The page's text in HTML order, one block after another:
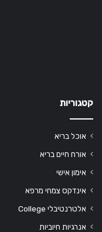
קטגוריות
אוכל בריא
אורח חיים בריא
אימון אישי
אינדקס צמחי מרפא
אלטרנטיבלי College
אנרגיות חיוביות